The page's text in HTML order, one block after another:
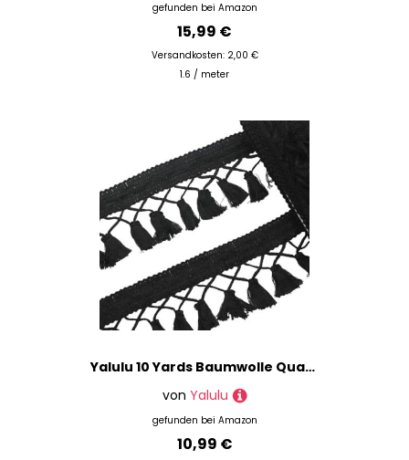
gefunden bei Amazon
15,99 €
Versandkosten: 2,00 €
1.6 / meter
Yalulu 10 Yards Baumwolle Quaste Trim, Fransen Spitzenborte Spitzenband Bommelborte Fransenband Zierborrte Fransen Quasten Trim NäHen Handwerk Kleidung NäHen Zubehör (Schwarz)
von Yalulu
gefunden bei Amazon
10,99 €